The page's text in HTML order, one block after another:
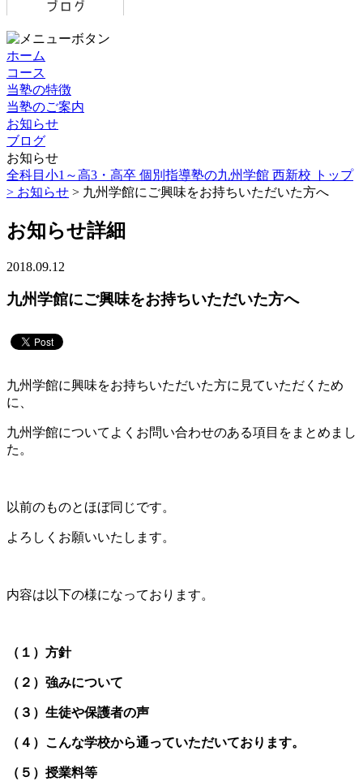
ホーム
コース
当塾の特徴
当塾のご案内
お知らせ
ブログ
お知らせ
全科目小1～高3・高卒 個別指導塾の九州学館 西新校 トップ
> お知らせ > 九州学館にご興味をお持ちいただいた方へ
お知らせ詳細
2018.09.12
九州学館にご興味をお持ちいただいた方へ
九州学館に興味をお持ちいただいた方に見ていただくため
に、
九州学館についてよくお問い合わせのある項目をまとめまし
た。
以前のものとほぼ同じです。
よろしくお願いいたします。
内容は以下の様になっております。
（１）方針
（２）強みについて
（３）生徒や保護者の声
（４）こんな学校から通っていただいております。
（５）授業料等